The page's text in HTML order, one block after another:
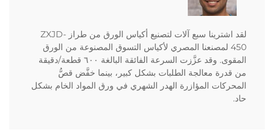
لقد اشترينا سبع آلات لتصنيع أكياس الورق من طراز ZXJD-
450 لمصنعنا المصري لأكياس التسوق المصنوعة من الورق
المقوى. وقد عزَّزت السرعة الفائقة البالغة ٦٠٠ قطعة/دقيقة
من قدرة معالجة الطلبات بشكل كبير، بينما خفَّض قصُّ
المحركات المؤازرة الهدر الشهري في ورق المواد الخام بشكل
حاد.